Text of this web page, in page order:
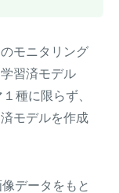
モニタリング
習済モデル
種に限らず、
モデルを作成
データをもと